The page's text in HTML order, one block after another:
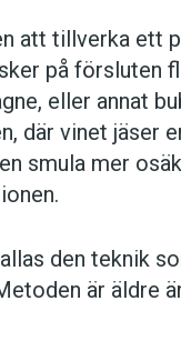
att tillverka ett
på försluten
eller annat
där vinet jäser
smula mer
den teknik
är äldre